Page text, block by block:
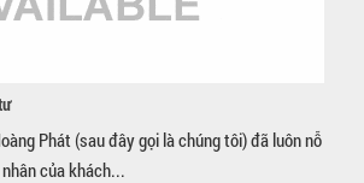
Phát (sau đây gọi là chúng tôi) đã luôn nỗ
của khách...